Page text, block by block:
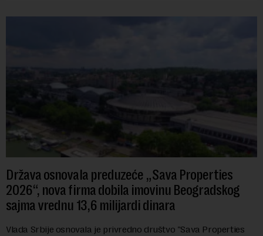
Država osnovala preduzeće „Sava Properties
2026“, nova firma dobila imovinu Beogradskog
sajma vrednu 13,6 milijardi dinara
Vlada Srbije osnovala je privredno društvo "Sava Properties